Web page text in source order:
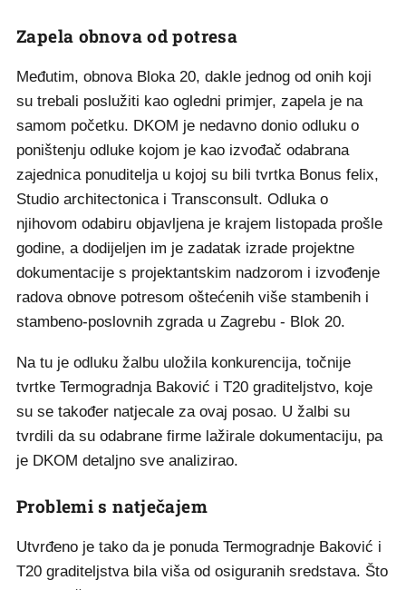
Zapela obnova od potresa
Međutim, obnova Bloka 20, dakle jednog od onih koji
su trebali poslužiti kao ogledni primjer, zapela je na
samom početku. DKOM je nedavno donio odluku o
poništenju odluke kojom je kao izvođač odabrana
zajednica ponuditelja u kojoj su bili tvrtka Bonus felix,
Studio architectonica i Transconsult. Odluka o
njihovom odabiru objavljena je krajem listopada prošle
godine, a dodijeljen im je zadatak izrade projektne
dokumentacije s projektantskim nadzorom i izvođenje
radova obnove potresom oštećenih više stambenih i
stambeno-poslovnih zgrada u Zagrebu - Blok 20.
Na tu je odluku žalbu uložila konkurencija, točnije
tvrtke Termogradnja Baković i T20 graditeljstvo, koje
su se također natjecale za ovaj posao. U žalbi su
tvrdili da su odabrane firme lažirale dokumentaciju, pa
je DKOM detaljno sve analizirao.
Problemi s natječajem
Utvrđeno je tako da je ponuda Termogradnje Baković i
T20 graditeljstva bila viša od osiguranih sredstava. Što